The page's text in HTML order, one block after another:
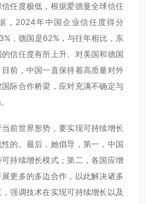
任度极低，根据爱德曼全球信任
，2024年中国企业信任度得分
，德国是62%，与往年相比，东
信任度有所上升、对美国和德国
前，中国一直保持着高质量对外
际合作桥梁，应对充满不确定与
前世界形势，要实现可持续增长
的。最后，她倡导，第一，中国
持续增长模式；第二，各国应增
更多的多边合作，以此解决诸多
强调技术在实现可持续增长以及